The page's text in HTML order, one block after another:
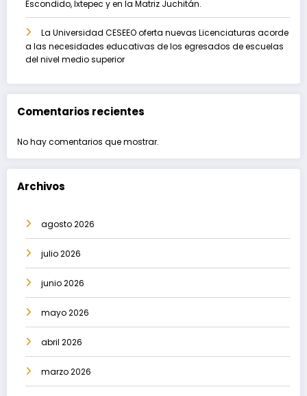
Escondido, Ixtepec y en la Matriz Juchitán.
La Universidad CESEEO oferta nuevas Licenciaturas acorde
a las necesidades educativas de los egresados de escuelas
del nivel medio superior
Comentarios recientes
No hay comentarios que mostrar.
Archivos
agosto 2026
julio 2026
junio 2026
mayo 2026
abril 2026
marzo 2026